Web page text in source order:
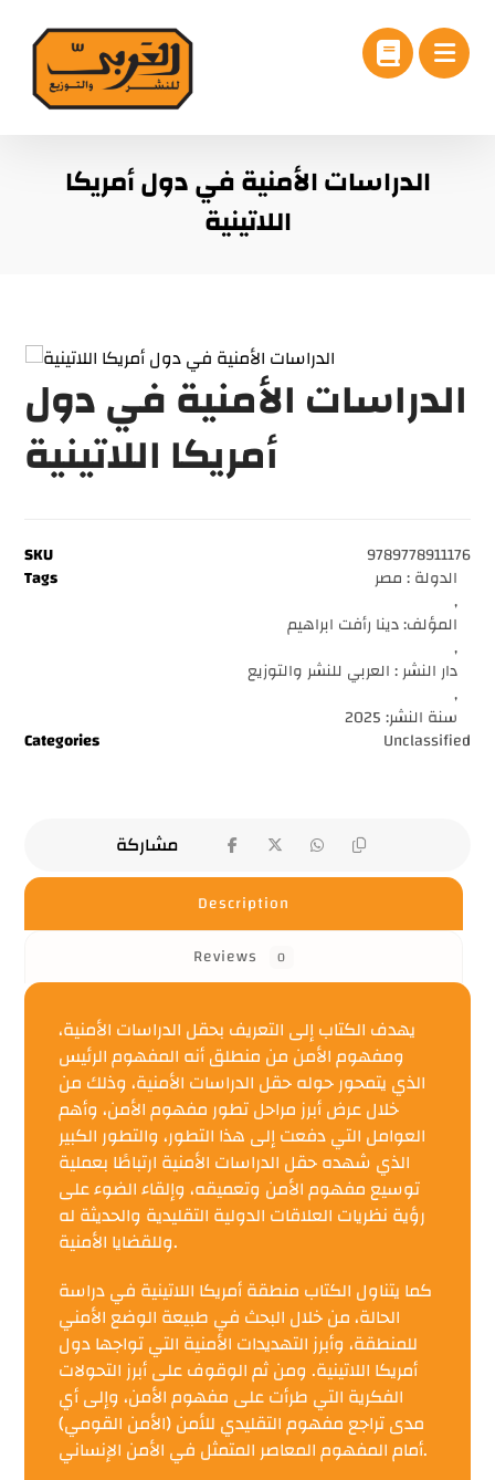
الدراسات الأمنية في دول أمريكا
اللاتينية
الدراسات الأمنية في دول
أمريكا اللاتينية
SKU 9789778911176
Tags الدولة : مصر
,
المؤلف: دينا رأفت ابراهيم
,
دار النشر : العربي للنشر والتوزيع
,
سنة النشر: 2025
Categories Unclassified
Description
Reviews
0
يهدف الكتاب إلى التعريف بحقل الدراسات الأمنية،
ومفهوم الأمن من منطلق أنه المفهوم الرئيس
الذي يتمحور حوله حقل الدراسات الأمنية، وذلك من
خلال عرض أبرز مراحل تطور مفهوم الأمن، وأهم
العوامل التي دفعت إلى هذا التطور، والتطور الكبير
الذي شهده حقل الدراسات الأمنية ارتباطًا بعملية
توسيع مفهوم الأمن وتعميقه، وإلقاء الضوء على
رؤية نظريات العلاقات الدولية التقليدية والحديثة له
وللقضايا الأمنية.
كما يتناول الكتاب منطقة أمريكا اللاتينية في دراسة
الحالة، من خلال البحث في طبيعة الوضع الأمني
للمنطقة، وأبرز التهديدات الأمنية التي تواجها دول
أمريكا اللاتينية. ومن ثم الوقوف على أبرز التحولات
الفكرية التي طرأت على مفهوم الأمن، وإلى أي
مدى تراجع مفهوم التقليدي للأمن (الأمن القومي)
أمام المفهوم المعاصر المتمثل في الأمن الإنساني.